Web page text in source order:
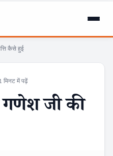
कैसे हुई
में पढ़ें
गणेश जी की